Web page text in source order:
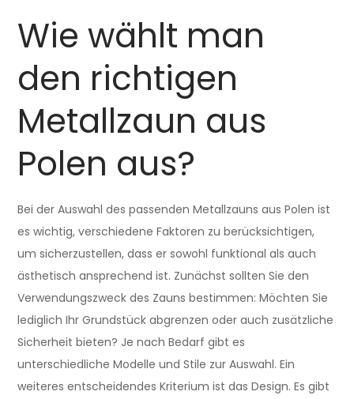
Wie wählt man
den richtigen
Metallzaun aus
Polen aus?
Bei der Auswahl des passenden Metallzauns aus Polen ist
es wichtig, verschiedene Faktoren zu berücksichtigen,
um sicherzustellen, dass er sowohl funktional als auch
ästhetisch ansprechend ist. Zunächst sollten Sie den
Verwendungszweck des Zauns bestimmen: Möchten Sie
lediglich Ihr Grundstück abgrenzen oder auch zusätzliche
Sicherheit bieten? Je nach Bedarf gibt es
unterschiedliche Modelle und Stile zur Auswahl. Ein
weiteres entscheidendes Kriterium ist das Design. Es gibt